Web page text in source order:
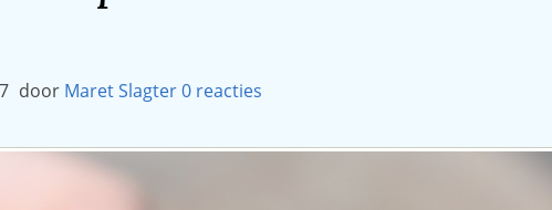
door Maret Slagter0 reacties